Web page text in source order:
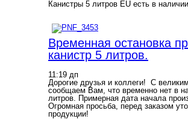
Канистры 5 литров EU есть в
Временная остановка
канистр 5 литров.
11:19 дп
Дорогие друзья и коллеги! С
сообщаем Вам, что временно нет в
литров. Примерная дата начала
Огромная просьба, перед заказом
продукции!